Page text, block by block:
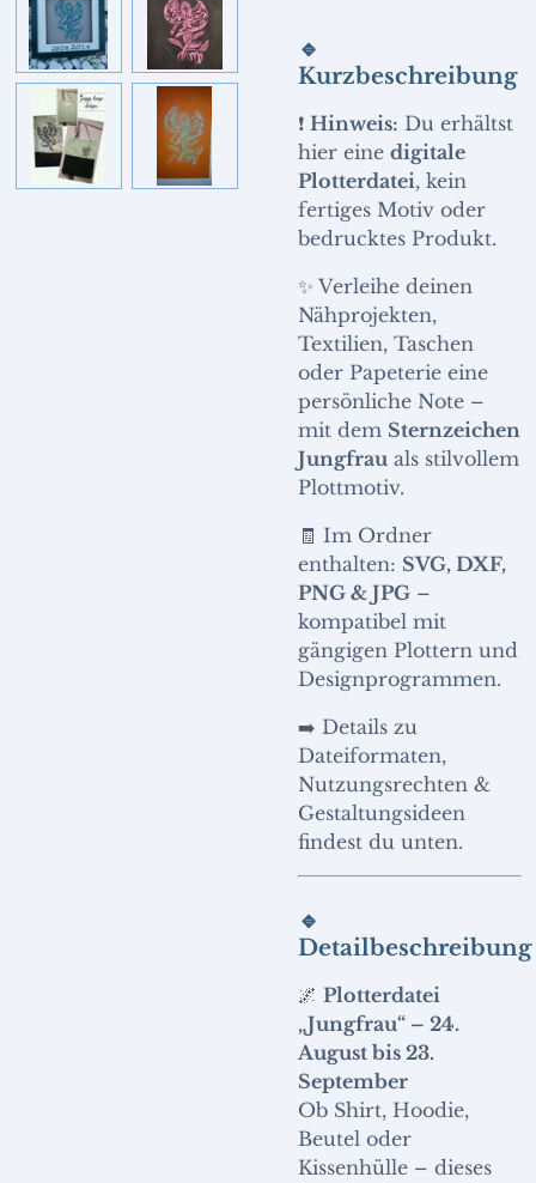
🔹
Kurzbeschreibung
❗ Hinweis: Du erhältst
hier eine digitale
Plotterdatei, kein
fertiges Motiv oder
bedrucktes Produkt.
✨ Verleihe deinen
Nähprojekten,
Textilien, Taschen
oder Papeterie eine
persönliche Note –
mit dem Sternzeichen
Jungfrau als stilvollem
Plottmotiv.
🧾 Im Ordner
enthalten: SVG, DXF,
PNG & JPG –
kompatibel mit
gängigen Plottern und
Designprogrammen.
➡️ Details zu
Dateiformaten,
Nutzungsrechten &
Gestaltungsideen
findest du unten.
🔹
Detailbeschreibung
🌌 Plotterdatei
„Jungfrau“ – 24.
August bis 23.
September
Ob Shirt, Hoodie,
Beutel oder
Kissenhülle – dieses